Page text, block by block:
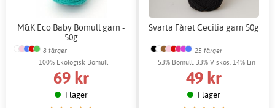
M&K Eco Baby Bomull garn -
50g
8 färger
100% Ekologisk Bomull
69 kr
I lager
Svarta Fåret Cecilia garn 50g
25 färger
53% Bomull, 33% Viskos, 14% Lin
49 kr
I lager